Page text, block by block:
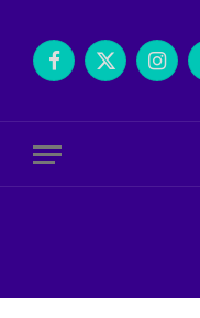
Facebook
X